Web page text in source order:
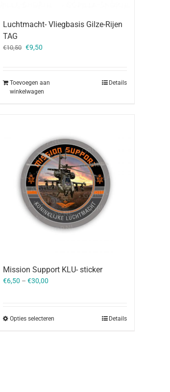
Luchtmacht- Vliegbasis Gilze-Rijen
TAG
€10,50 Oorspronkelijke
€9,50
Toevoegen aan
winkelwagen
Details
Mission Support KLU- sticker
€6,50 – €30,00
Opties selecteren Details